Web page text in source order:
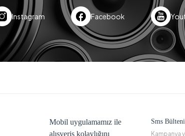
Instagram Facebook
Mobil uygulamamız ile
alışveriş kolaylığını
Sms
Kampanya